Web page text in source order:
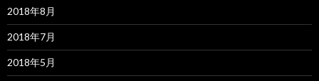
2018年8月
2018年7月
2018年5月